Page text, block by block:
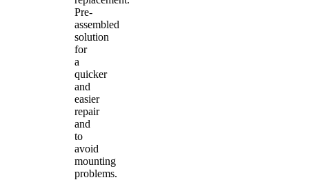
Pre-
assembled
solution
for
a
quicker
and
easier
repair
and
to
avoid
mounting
problems.